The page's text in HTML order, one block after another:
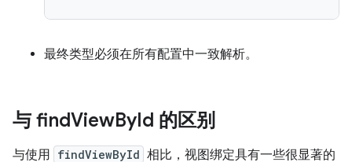
最终类型必须在所有配置中一致解析。
与 findViewById 的区别
与使用 findViewById 相比，视图绑定具有一些很显著的